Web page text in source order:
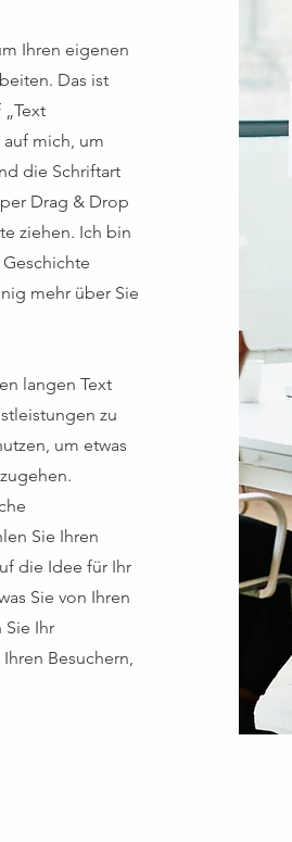
Ihren eigenen
Das ist
mich, um
die Schriftart
Drag & Drop
ziehen. Ich bin
mehr über Sie
langen Text
zu
um etwas
Sie Ihren
die Idee für Ihr
Sie von Ihren
Ihr
Besuchern,